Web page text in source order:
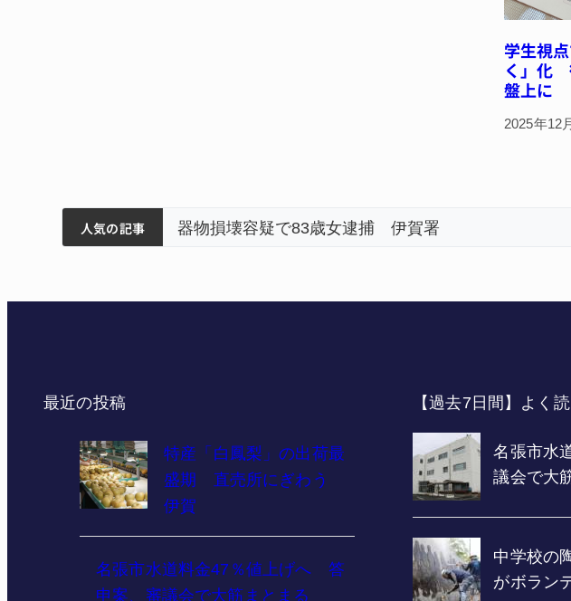
学生視
く」化
盤上に
2025年12
人気の記事
ィアで清掃 伊賀
3回目の派遣 器物損壊容疑で83歳女逮捕 伊賀署
最近の投稿
特産「白鳳梨」の出荷最
盛期 直売所にぎわう
伊賀
名張市水道料金47％値上げへ 答
申案、審議会で大筋まとまる
【過去7日間】よく